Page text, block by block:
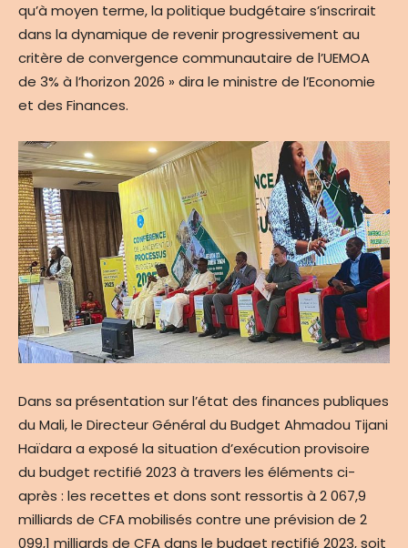
qu’à moyen terme, la politique budgétaire s’inscrirait
dans la dynamique de revenir progressivement au
critère de convergence communautaire de l’UEMOA
de 3% à l’horizon 2026 » dira le ministre de l’Economie
et des Finances.
Dans sa présentation sur l’état des finances publiques
du Mali, le Directeur Général du Budget Ahmadou Tijani
Haïdara a exposé la situation d’exécution provisoire
du budget rectifié 2023 à travers les éléments ci-
après : les recettes et dons sont ressortis à 2 067,9
milliards de CFA mobilisés contre une prévision de 2
099,1 milliards de CFA dans le budget rectifié 2023, soit